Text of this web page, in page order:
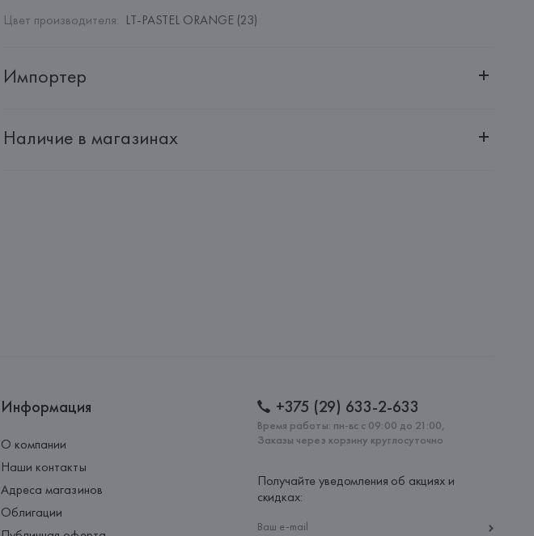
Цвет производителя: LT-PASTEL ORANGE (23)
Импортер
Адрес: Республика Беларусь, 220030, г. Минск, ул. Немига, 5, пом. 39, ком. 1
Наличие в магазинах
Информация
О компании
Наши контакты
Адреса магазинов
Облигации
+375 (29) 633-2-633
Время работы: пн-вс с 09:00 до 21:00,
Заказы через корзину круглосуточно
Получайте уведомления об акциях и
скидках: